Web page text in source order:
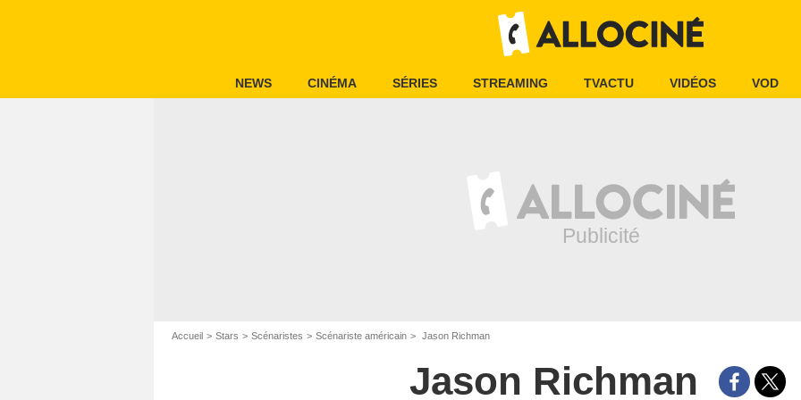
NEWS CINÉMA SÉRIES STREAMING TVACTU VIDÉOS VOD
Accueil Stars Scénaristes Scénariste américain Jason Richman
Jason Richman